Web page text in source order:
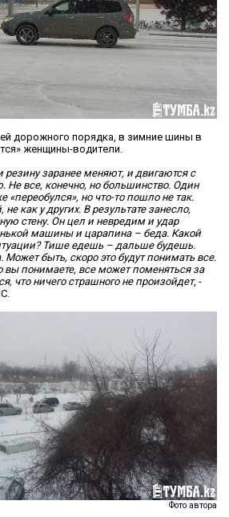
дорожного порядка, в зимние шины в
женщины-водители.
заранее меняют, и двигаются с
Не все, конечно, но большинство. Один
«переобулся», но что-то пошло не так.
как у других. В результате занесло,
стену. Он цел и невредим и удар
машины и царапина – беда. Какой
Тише едешь – дальше будешь.
Может быть, скоро это будут понимать все.
вы понимаете, все может поменяться за
что ничего страшного не произойдет, -
Фото автора